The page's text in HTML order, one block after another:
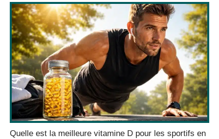
Quelle est la meilleure vitamine D pour les sportifs en